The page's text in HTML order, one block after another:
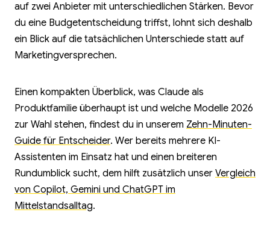
auf zwei Anbieter mit unterschiedlichen Stärken. Bevor
du eine Budgetentscheidung triffst, lohnt sich deshalb
ein Blick auf die tatsächlichen Unterschiede statt auf
Marketingversprechen.
Einen kompakten Überblick, was Claude als
Produktfamilie überhaupt ist und welche Modelle 2026
zur Wahl stehen, findest du in unserem Zehn-Minuten-
Guide für Entscheider. Wer bereits mehrere KI-
Assistenten im Einsatz hat und einen breiteren
Rundumblick sucht, dem hilft zusätzlich unser Vergleich
von Copilot, Gemini und ChatGPT im
Mittelstandsalltag.